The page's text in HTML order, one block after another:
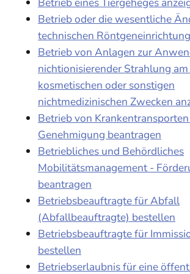
Betrieb oder die wesentliche
technischen
Betrieb von Anlagen zur
nichtionisierender Strahlung
kosmetischen oder sonstigen
nichtmedizinischen Zwecken
Betrieb von
Genehmigung beantragen
Betriebliches und Behördliches
Mobilitätsmanagement -
beantragen
Betriebsbeauftragte für Abfall
(Abfallbeauftragte) bestellen
Betriebsbeauftragte für
bestellen
Betriebserlaubnis für eine